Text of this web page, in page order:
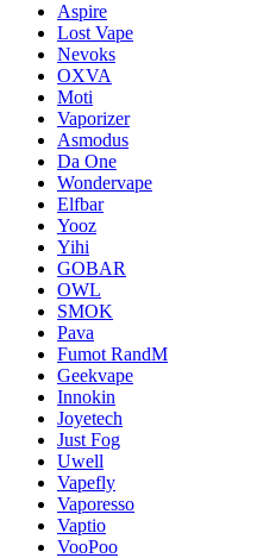
Aspire
Lost Vape
Nevoks
OXVA
Moti
Vaporizer
Asmodus
Da One
Wondervape
Elfbar
Yooz
Yihi
GOBAR
OWL
SMOK
Pava
Fumot RandM
Geekvape
Innokin
Joyetech
Just Fog
Uwell
Vapefly
Vaporesso
Vaptio
VooPoo